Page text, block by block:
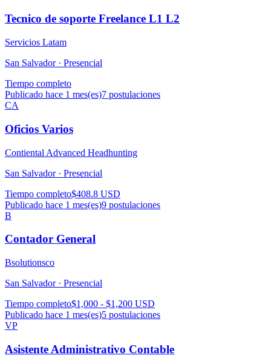
Tecnico de soporte Freelance L1 L2
Servicios Latam
San Salvador · Presencial
Tiempo completo
Publicado hace 1 mes(es)7 postulaciones
CA
Oficios Varios
Contiental Advanced Headhunting
San Salvador · Presencial
Tiempo completo$408.8 USD
Publicado hace 1 mes(es)9 postulaciones
B
Contador General
Bsolutionsco
San Salvador · Presencial
Tiempo completo$1,000 - $1,200 USD
Publicado hace 1 mes(es)5 postulaciones
VP
Asistente Administrativo Contable